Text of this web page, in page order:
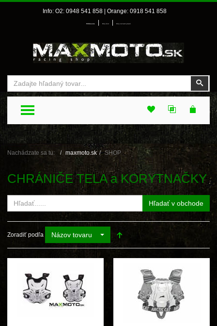
Info: O2: 0948 541 858 | Orange: 0918 541 858
Prihlásenie Môj účet Môj zoznam prianí
TOGGLE MENU
Nachádzate sa tu: maxmoto.sk SHOP
CHRÁNIČE TELA a KORYTNAČKY
Hľadať v obchode
Zoradiť podľa Názov tovaru